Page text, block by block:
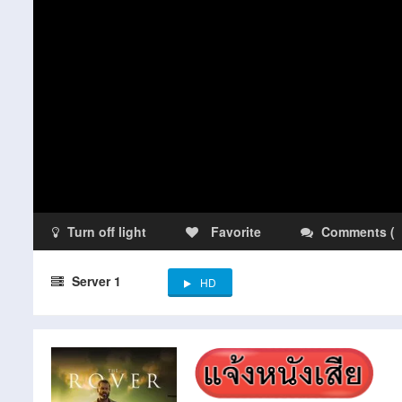
Turn off light Favorite Comments (
Server 1 HD